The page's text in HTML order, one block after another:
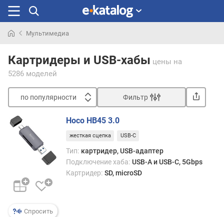
раньше
Мультимедиа
Картридеры и USB-хабы цены на
5286 моделей
по популярности
п
о
у
л
р
Фильтр
Спросить
Hoco HB45 3.0
жесткая сцепка USB-C
Тип: картридер, USB-адаптер
Подключение хаба: USB-A и USB-C, 5Gbps
Картридер: SD, microSD